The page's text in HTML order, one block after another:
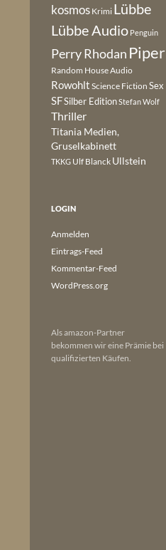
kosmos Krimi Lübbe
Lübbe Audio Penguin
Perry Rhodan Piper
Random House Audio
Rowohlt Science Fiction Sex
SFSilber EditionStefan Wolf
Thriller
Titania Medien,
Gruselkabinett
TKKG Ulf Blanck Ullstein
LOGIN
Anmelden
Eintrags-Feed
Kommentar-Feed
WordPress.org
Als amazon-Partner
bekommen wir eine Prämie bei
qualifizierten Käufen.